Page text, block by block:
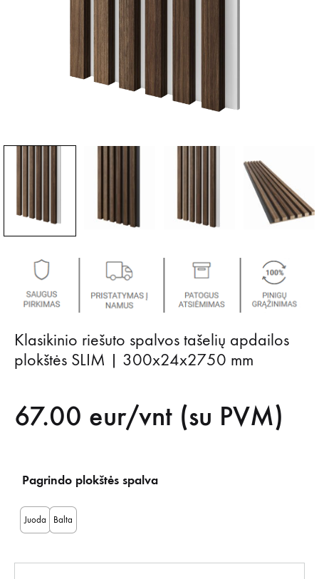
Klasikinio riešuto spalvos tašelių apdailos
plokštės SLIM | 300x24x2750 mm
67.00 eur/vnt (su PVM)
Pagrindo plokštės spalva
Juoda Balta